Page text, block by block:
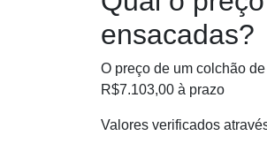
ensacadas?
O preço de um colchão
R$7.103,00 à prazo
Valores verificados